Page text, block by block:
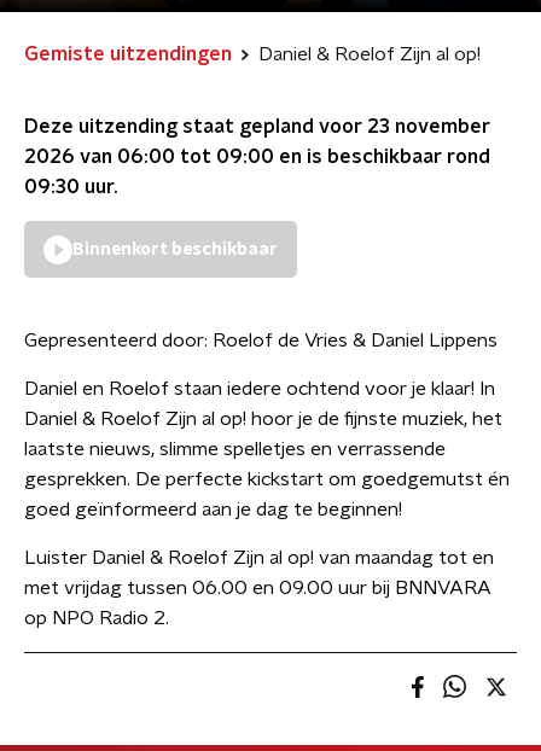
Gemiste uitzendingen Daniel & Roelof Zijn al op!
Deze uitzending staat gepland voor 23 november
2026 van 06:00 tot 09:00 en is beschikbaar rond
09:30 uur.
Binnenkort beschikbaar
Gepresenteerd door: Roelof de Vries & Daniel Lippens
Daniel en Roelof staan iedere ochtend voor je klaar! In
Daniel & Roelof Zijn al op! hoor je de fijnste muziek, het
laatste nieuws, slimme spelletjes en verrassende
gesprekken. De perfecte kickstart om goedgemutst én
goed geïnformeerd aan je dag te beginnen!
Luister Daniel & Roelof Zijn al op! van maandag tot en
met vrijdag tussen 06.00 en 09.00 uur bij BNNVARA
op NPO Radio 2.